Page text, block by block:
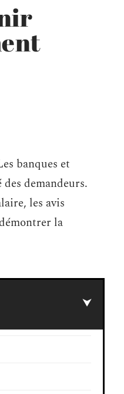
banques et
demandeurs.
les avis
la